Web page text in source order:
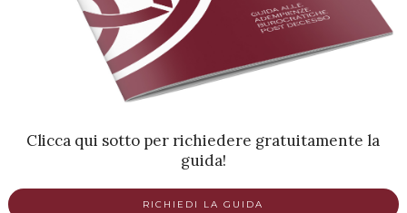
Clicca qui sotto per richiedere gratuitamente la
guida!
RICHIEDI LA GUIDA